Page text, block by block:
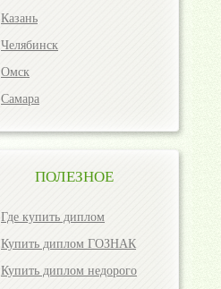
Казань
Челябинск
Омск
Самара
ПОЛЕЗНОЕ
Где купить диплом
Купить диплом ГОЗНАК
Купить диплом недорого